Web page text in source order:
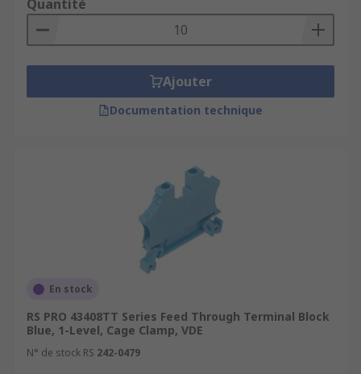
Quantité
Ajouter
Documentation technique
En stock
RS PRO 43408TT Series Feed Through Terminal Block
Blue, 1-Level, Cage Clamp, VDE
N° de stock RS 242-0479